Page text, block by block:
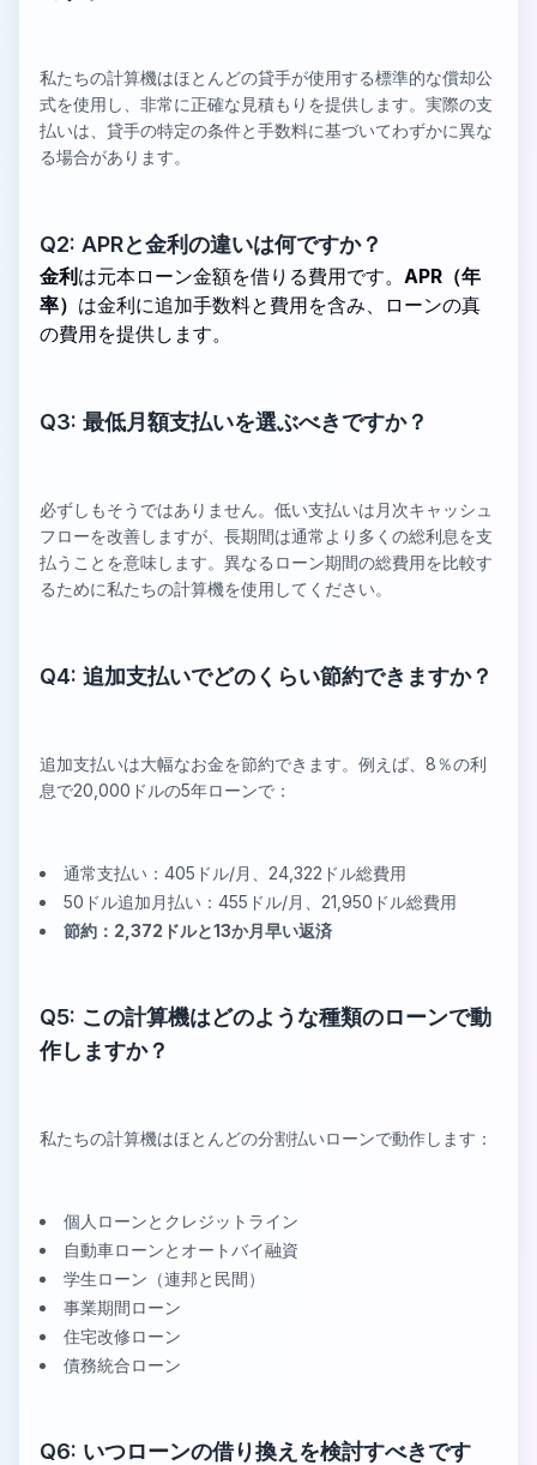
私たちの計算機はほとんどの貸手が使用する標準的な償却公
式を使用し、非常に正確な見積もりを提供します。実際の支
払いは、貸手の特定の条件と手数料に基づいてわずかに異な
る場合があります。
Q2: APRと金利の違いは何ですか？
金利 は元本ローン金額を借りる費用です。 APR（年
率） は金利に追加手数料と費用を含み、ローンの真
の費用を提供します。
Q3: 最低月額支払いを選ぶべきですか？
必ずしもそうではありません。低い支払いは月次キャッシュ
フローを改善しますが、長期間は通常より多くの総利息を支
払うことを意味します。異なるローン期間の総費用を比較す
るために私たちの計算機を使用してください。
Q4: 追加支払いでどのくらい節約できますか？
追加支払いは大幅なお金を節約できます。例えば、8％の利
息で20,000ドルの5年ローンで：
通常支払い：405ドル/月、24,322ドル総費用
50ドル追加月払い：455ドル/月、21,950ドル総費用
節約：2,372ドルと13か月早い返済
Q5: この計算機はどのような種類のローンで動
作しますか？
私たちの計算機はほとんどの分割払いローンで動作します：
個人ローンとクレジットライン
自動車ローンとオートバイ融資
学生ローン（連邦と民間）
事業期間ローン
住宅改修ローン
債務統合ローン
Q6: いつローンの借り換えを検討すべきです